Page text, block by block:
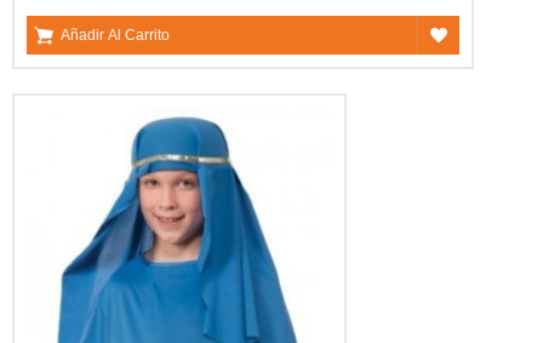
Añadir Al Carrito